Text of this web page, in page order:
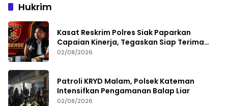
Hukrim
Kasat Reskrim Polres Siak Paparkan
Capaian Kinerja, Tegaskan Siap Terima
Kritik dan Evaluasi
02/08/2026
Patroli KRYD Malam, Polsek Kateman
Intensifkan Pengamanan Balap Liar
02/08/2026